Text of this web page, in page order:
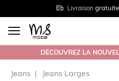
Livraison gratuite
Tailles du
Retourgratuit
DÉCOUVREZ LA
Jeans Jeans Larges